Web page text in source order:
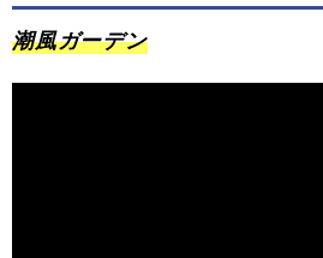
潮風ガーデン